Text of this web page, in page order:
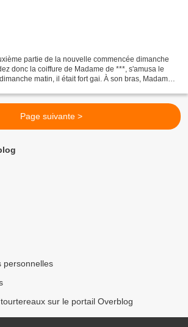
partie de la nouvelle commencée dimanche
donc la coiffure de Madame de ***, s'amusa le
matin, il était fort gai. À son bras, Madame
Page suivante >
personnelles
sur le portail Overblog